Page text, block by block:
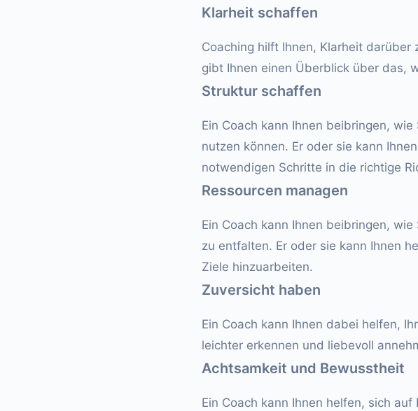
Klarheit schaffen
Coaching hilft Ihnen, Klarheit
gibt Ihnen einen Überblick über das,
Struktur schaffen
Ein Coach kann Ihnen beibringen,
nutzen können. Er oder sie kann
notwendigen Schritte in die richtige
Ressourcen managen
Ein Coach kann Ihnen beibringen,
zu entfalten. Er oder sie kann Ihnen
Ziele hinzuarbeiten.
Zuversicht haben
Ein Coach kann Ihnen dabei helfen,
leichter erkennen und liebevoll
Achtsamkeit und Bewusstheit
Ein Coach kann Ihnen helfen, sich